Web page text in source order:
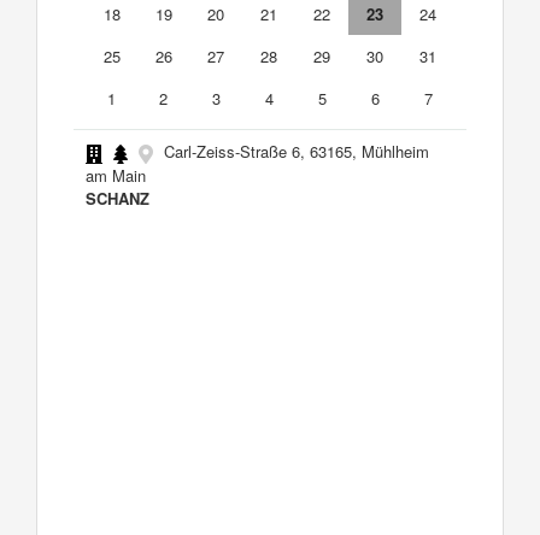
18
19 20 21 22 23
24
25
26 27 28 29 30
31
1
2 3 4 5 6 7
Carl-Zeiss-Straße 6, 63165, Mühlheim
am Main
SCHANZ